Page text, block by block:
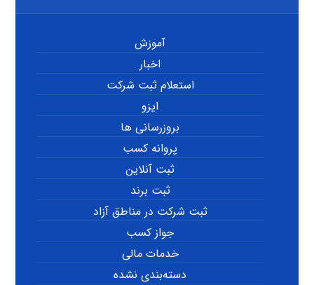
آموزش
اخبار
استعلام ثبت شرکت
ایزو
بروزرسانی ها
پروانه کسب
ثبت آنلاین
ثبت برند
ثبت شرکت در مناطق آزاد
جواز کسب
خدمات مالی
دسته‌بندی نشده